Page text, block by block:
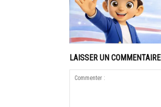
LAISSER UN COMMENTAIRE